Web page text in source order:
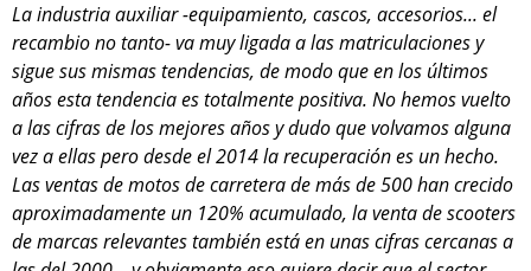
La industria auxiliar -equipamiento, cascos, accesorios... el
recambio no tanto- va muy ligada a las matriculaciones y
sigue sus mismas tendencias, de modo que en los últimos
años esta tendencia es totalmente positiva. No hemos vuelto
a las cifras de los mejores años y dudo que volvamos alguna
vez a ellas pero desde el 2014 la recuperación es un hecho.
Las ventas de motos de carretera de más de 500 han crecido
aproximadamente un 120% acumulado, la venta de scooters
de marcas relevantes también está en unas cifras cercanas a